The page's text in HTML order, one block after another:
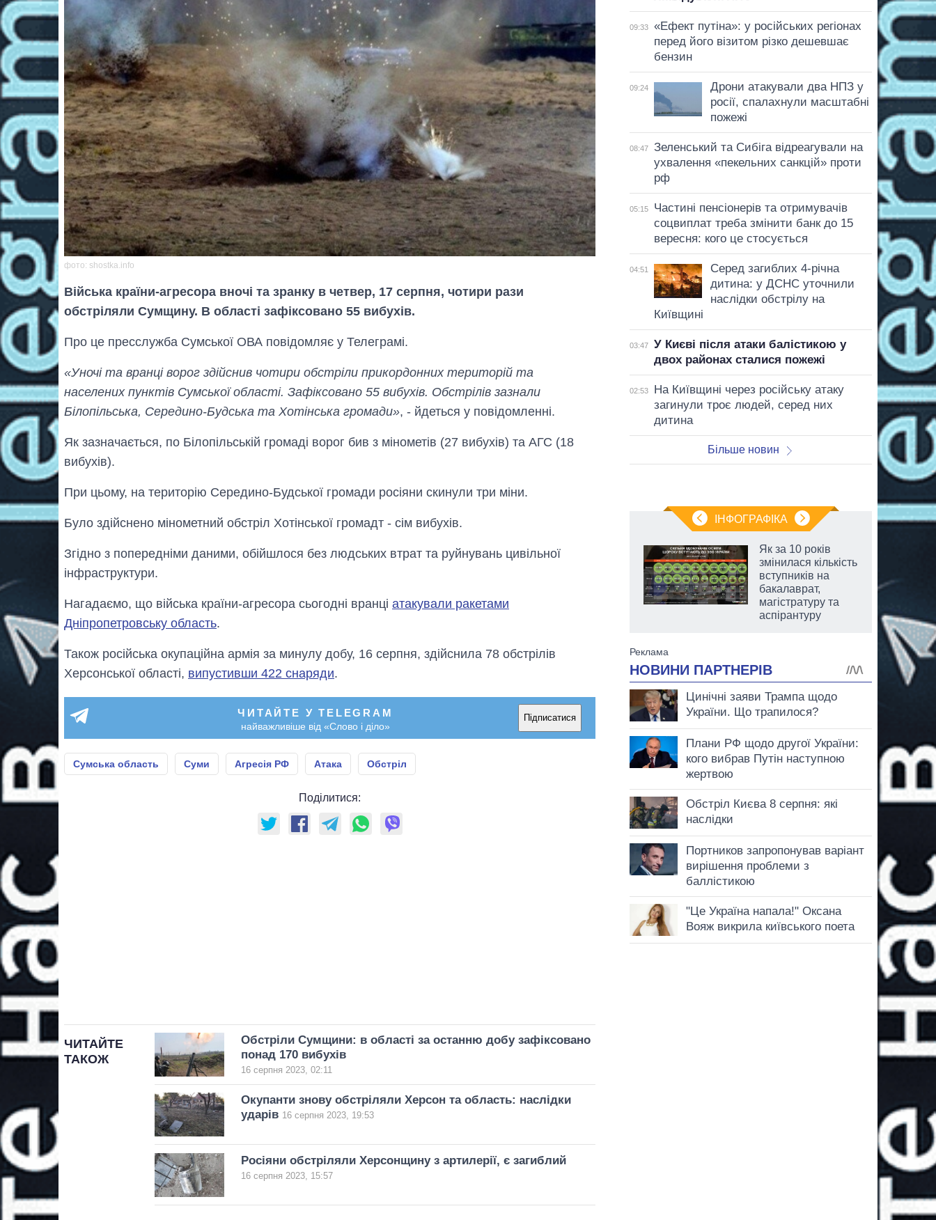
фото: shostka.info
Війська країни-агресора вночі та зранку в четвер, 17 серпня, чотири рази
обстріляли Сумщину. В області зафіксовано 55 вибухів.
Про це пресслужба Сумської ОВА повідомляє у Телеграмі.
«Уночі та вранці ворог здійснив чотири обстріли прикордонних територій та
населених пунктів Сумської області. Зафіксовано 55 вибухів. Обстрілів зазнали
Білопільська, Середино-Будська та Хотінська громади», - йдеться у повідомленні.
Як зазначається, по Білопільській громаді ворог бив з мінометів (27 вибухів) та АГС (18
вибухів).
При цьому, на територію Середино-Будської громади росіяни скинули три міни.
Було здійснено мінометний обстріл Хотінської громадт - сім вибухів.
Згідно з попередніми даними, обійшлося без людських втрат та руйнувань цивільної
інфраструктури.
Нагадаємо, що війська країни-агресора сьогодні вранці атакували ракетами
Дніпропетровську область.
Також російська окупаційна армія за минулу добу, 16 серпня, здійснила 78 обстрілів
Херсонської області, випустивши 422 снаряди.
ЧИТАЙТЕ У TELEGRAM
найважливіше від «Слово і діло»
Підписатися
Сумська область Суми Агресія РФ Атака Обстріл
Поділитися:
ЧИТАЙТЕ
ТАКОЖ
Обстріли Сумщини: в області за останню добу зафіксовано
понад 170 вибухів
16 серпня 2023, 02:11
Окупанти знову обстріляли Херсон та область: наслідки
ударів 16 серпня 2023, 19:53
Росіяни обстріляли Херсонщину з артилерії, є загиблий
16 серпня 2023, 15:57
09:33
«Ефект путіна»: у російських регіонах
перед його візитом різко дешевшає
бензин
09:24
Дрони атакували два НПЗ у
росії, спалахнули масштабні
пожежі
08:47
Зеленський та Сибіга відреагували на
ухвалення «пекельних санкцій» проти
рф
05:15
Частині пенсіонерів та отримувачів
соцвиплат треба змінити банк до 15
вересня: кого це стосується
04:51
Серед загиблих 4-річна
дитина: у ДСНС уточнили
наслідки обстрілу на
Київщині
03:47
У Києві після атаки балістикою у
двох районах сталися пожежі
02:53
На Київщині через російську атаку
загинули троє людей, серед них
дитина
Більше новин
ІНФОГРАФІКА
Як змінився
Як за 10 років
змінилася кількість
вступників на
бакалаврат,
магістратуру та
аспірантуру